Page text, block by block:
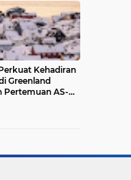
Manusia
Kehadiran
Greenland
Pertemuan AS-